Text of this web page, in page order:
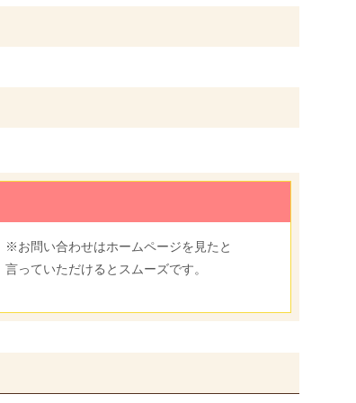
※お問い合わせはホームページを見たと
言っていただけるとスムーズです。